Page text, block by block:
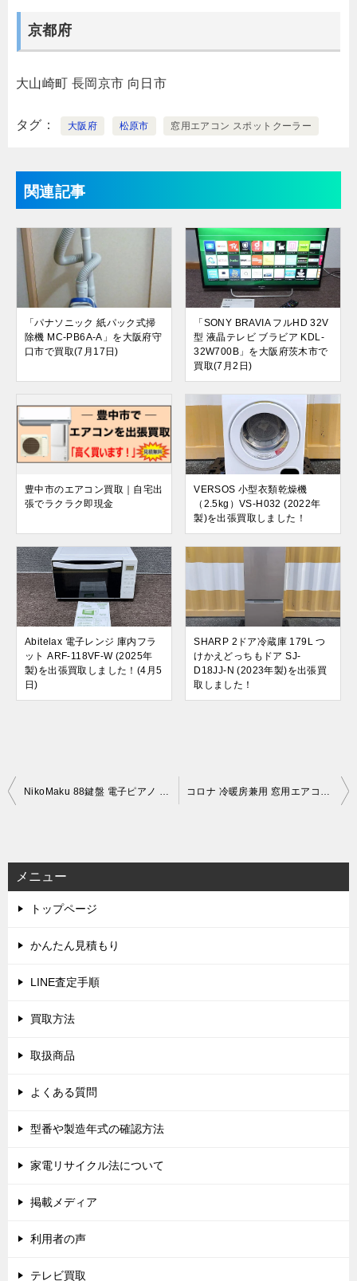
京都府
大山崎町 長岡京市 向日市
タグ 大阪府 松原市 窓用エアコン スポットクーラー
関連記事
「パナソニック 紙パック式掃
除機 MC-PB6A-A」を大阪府守
口市で買取(7月17日)
「SONY BRAVIA フルHD 32V
型 液晶テレビ ブラビア KDL-
32W700B」を大阪府茨木市で
買取(7月2日)
豊中市のエアコン買取｜自宅出
張でラクラク即現金
VERSOS 小型衣類乾燥機
（2.5kg）VS-H032 (2022年
製)を出張買取しました！
Abitelax 電子レンジ 庫内フラ
ット ARF-118VF-W (2025年
製)を出張買取しました！(4月5
日)
SHARP 2ドア冷蔵庫 179L つ
けかえどっちもドア SJ-
D18JJ-N (2023年製)を出張買
取しました！
投
ビ
ゲ
ー
シ
メニュー
トップページ
かんたん見積もり
LINE査定手順
買取方法
取扱商品
よくある質問
型番や製造年式の確認方法
家電リサイクル法について
掲載メディア
利用者の声
テレビ買取